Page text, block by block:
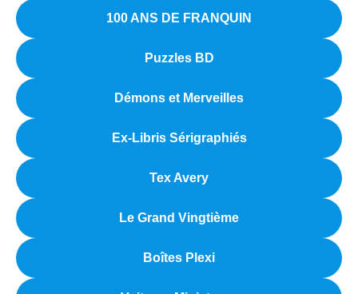
100 ANS DE FRANQUIN
Puzzles BD
Démons et Merveilles
Ex-Libris Sérigraphiés
Tex Avery
Le Grand Vingtième
Boîtes Plexi